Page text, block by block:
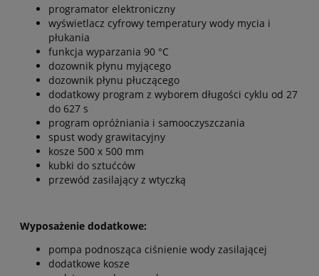
programator elektroniczny
wyświetlacz cyfrowy temperatury wody mycia i
płukania
funkcja wyparzania 90 °C
dozownik płynu myjącego
dozownik płynu płuczącego
dodatkowy program z wyborem długości cyklu od 27
do 627 s
program opróżniania i samooczyszczania
spust wody grawitacyjny
kosze 500 x 500 mm
kubki do sztućców
przewód zasilający z wtyczką
Wyposażenie dodatkowe:
pompa podnosząca ciśnienie wody zasilającej
dodatkowe kosze